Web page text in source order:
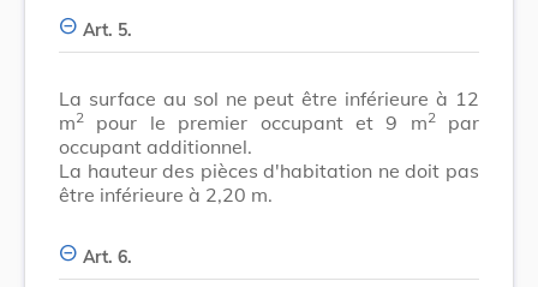
Art. 5.
La surface au sol ne peut être inférieure à 12
m2 pour le premier occupant et 9 m2par
occupant additionnel.
La hauteur des pièces d'habitation ne doit pas
être inférieure à 2,20 m.
Art. 6.